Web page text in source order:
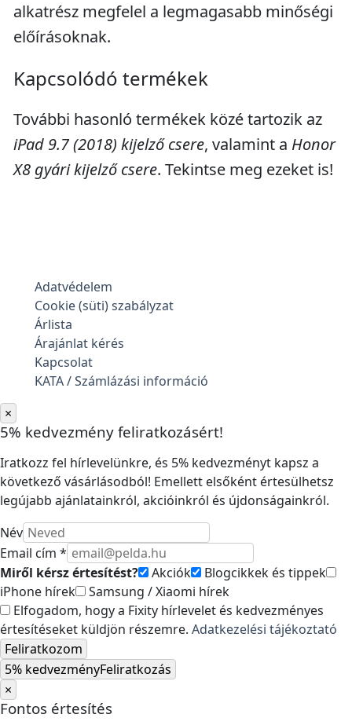
alkatrész megfelel a legmagasabb minőségi
előírásoknak.
Kapcsolódó termékek
További hasonló termékek közé tartozik az
iPad 9.7 (2018) kijelző csere, valamint a Honor
X8 gyári kijelző csere. Tekintse meg ezeket is!
Adatvédelem
Cookie (süti) szabályzat
Árlista
Árajánlat kérés
Kapcsolat
KATA / Számlázási információ
×
5% kedvezmény feliratkozásért!
Iratkozz fel hírlevelünkre, és 5% kedvezményt kapsz a
következő vásárlásodból! Emellett elsőként értesülhetsz
legújabb ajánlatainkról, akcióinkról és újdonságainkról.
Név
Email cím *
Miről kérsz értesítést?
Akciók
Blogcikkek és tippek
iPhone hírek
Samsung / Xiaomi hírek
Elfogadom, hogy a Fixity hírlevelet és kedvezményes
értesítéseket küldjön részemre. Adatkezelési tájékoztató
Feliratkozom
5% kedvezményFeliratkozás
×
Fontos értesítés